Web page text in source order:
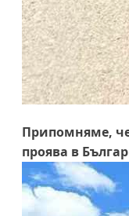
Припомняме,
проява в